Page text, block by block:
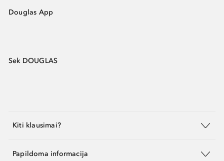
Douglas App
Sek DOUGLAS
Kiti klausimai?
Papildoma informacija